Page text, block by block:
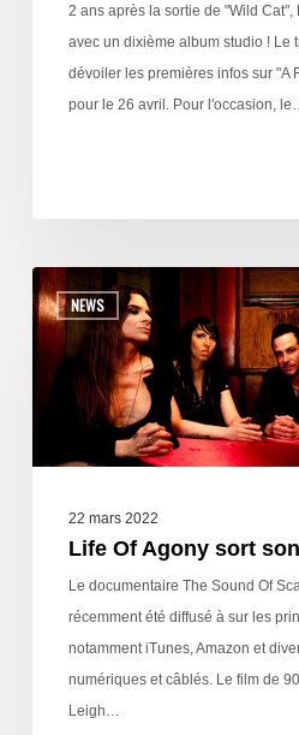
2 ans après la sortie de "Wild
avec un dixième album studio ! Le
dévoiler les premières infos sur "A
pour le 26 avril. Pour l'occasion, le…
NEWS
22 mars 2022
Life Of Agony sort
Le documentaire The Sound Of
récemment été diffusé à sur les
notamment iTunes, Amazon et
numériques et câblés. Le film de
Leigh…